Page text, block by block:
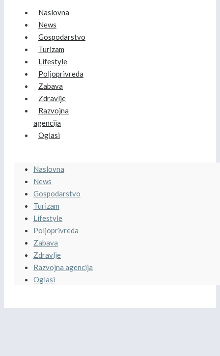
Naslovna
News
Gospodarstvo
Turizam
Lifestyle
Poljoprivreda
Zabava
Zdravlje
Razvojna
agencija
Oglasi
Naslovna
News
Gospodarstvo
Turizam
Lifestyle
Poljoprivreda
Zabava
Zdravlje
Razvojna agencija
Oglasi